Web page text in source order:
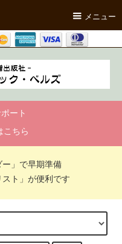
メニュー
ート
こちら
ー」で早期準備
スト」が便利です